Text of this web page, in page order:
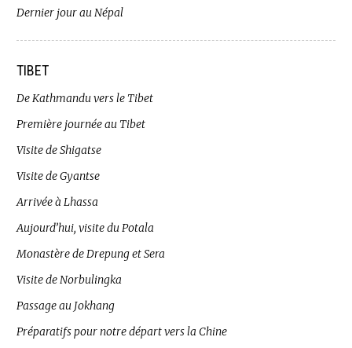
Dernier jour au Népal
TIBET
De Kathmandu vers le Tibet
Première journée au Tibet
Visite de Shigatse
Visite de Gyantse
Arrivée à Lhassa
Aujourd’hui, visite du Potala
Monastère de Drepung et Sera
Visite de Norbulingka
Passage au Jokhang
Préparatifs pour notre départ vers la Chine